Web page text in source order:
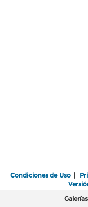
Condiciones de Uso |